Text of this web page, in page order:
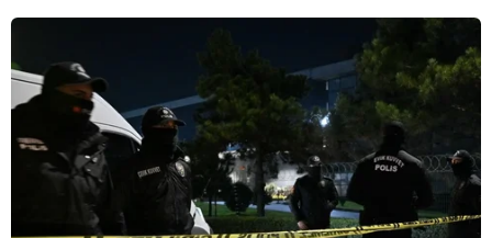
Mỹ: Xả súng tại một khu mua sắm, nhiều
nạn nhân bị bắn trúng